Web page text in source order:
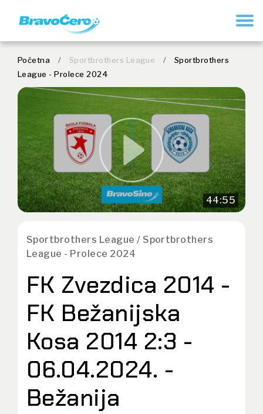
Početna / Sportbrothers League /
Sportbrothers
League - Prolece 2024
44:55
Sportbrothers League / Sportbrothers
League - Prolece 2024
FK Zvezdica 2014 -
FK Bežanijska
Kosa 2014 2:3 -
06.04.2024. -
Bežanija